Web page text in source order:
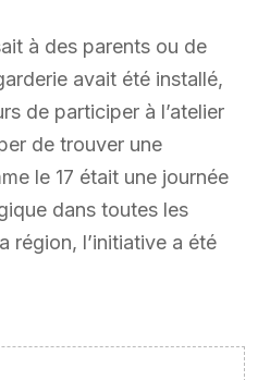
à des parents ou de
avait été installé,
de participer à l’atelier
de trouver une
le 17 était une journée
dans toutes les
région, l’initiative a été